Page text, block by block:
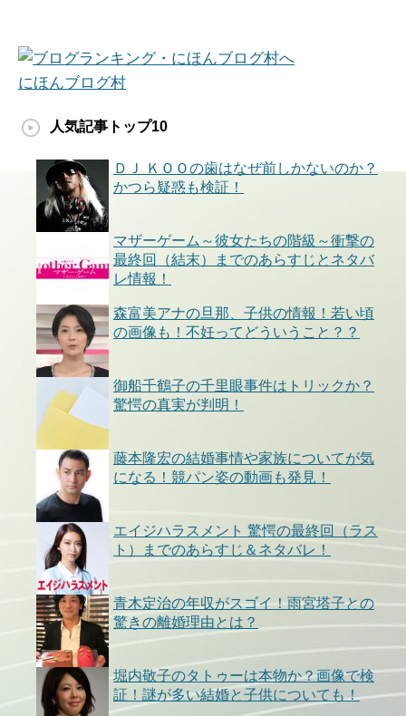
にほんブログ村
人気記事トップ10
ＤＪ ＫＯＯの歯はなぜ前しかないのか？
かつら疑惑も検証！
マザーゲーム～彼女たちの階級～衝撃の
最終回（結末）までのあらすじとネタバ
レ情報！
森富美アナの旦那、子供の情報！若い頃
の画像も！不妊ってどういうこと？？
御船千鶴子の千里眼事件はトリックか？
驚愕の真実が判明！
藤本隆宏の結婚事情や家族についてが気
になる！競パン姿の動画も発見！
エイジハラスメント 驚愕の最終回（ラス
ト）までのあらすじ＆ネタバレ！
青木定治の年収がスゴイ！雨宮塔子との
驚きの離婚理由とは？
堀内敬子のタトゥーは本物か？画像で検
証！謎が多い結婚と子供についても！